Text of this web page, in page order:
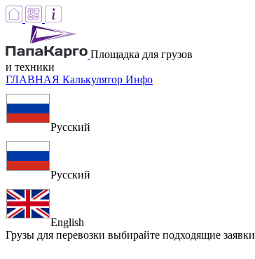
Площадка для грузов
и техники
ГЛАВНАЯ Калькулятор Инфо
Русский
Русский
English
Грузы для перевозки выбирайте подходящие заявки